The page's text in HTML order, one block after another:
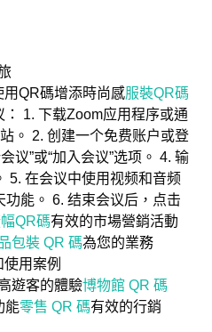
QR碼增添時尚感服裝QR碼
1. 下载Zoom应用程序或通
。 2. 创建一个免费账户或登
议”或“加入会议”选项。 4. 输
5. 在会议中使用视频和音频
能。 6. 结束会议后，点击
QR碼有效的市場營銷活動
包裝 QR 碼為您的業務
使用案例
遊客的體驗博物館 QR 碼
能零售 QR 碼有效的行銷